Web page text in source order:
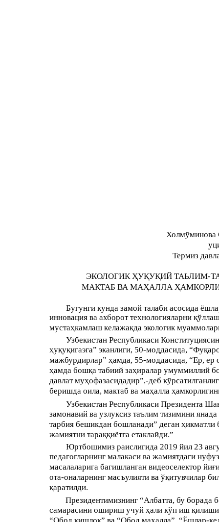
Холмўминова
Термиз
ЭКОЛОГИК ҲУҚУҚИЙ ТАЬЛИМ-
МАКТАБ ВА МАҲАЛЛА
Бугунги кунда замой талаби асосида
инновация ва ахборот технологияларни
мустаҳкамлаш келажакда экологик
Узбекистан Республикаси
ҳуқуқигаэга” эканлиги, 50-моддасида,
мажбурдирлар” ҳамда, 55-моддасида, “Ер, ер
ҳамда бошқа табиий заҳиралар умуммиллий
давлат муҳофазасидадир”,-деб
беришда оила, мактаб ва маҳалла
Узбекистан Республикаси Президента
замонавий ва узлуксиз таълим тизимини
тарбия бешикдан бошланади” деган
жамиятни тараққиётга етаклайди.”
Юртбошимиз раислигида 2019 йил 23
педагогларнинг малакаси ва жамиятдаги
масалаларига багишланган видеоселектор
ота-оналарнинг масъулияти ва ўқитувчилар
қаратилди.
Президентимизнинг “Албатта, бу борада
самарасини ошириш учуй ҳали кўп иш